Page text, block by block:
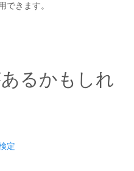
できます。
るかもしれ
定